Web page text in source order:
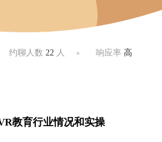
约聊人数 22 人 响应率 高
教育行业情况和实操